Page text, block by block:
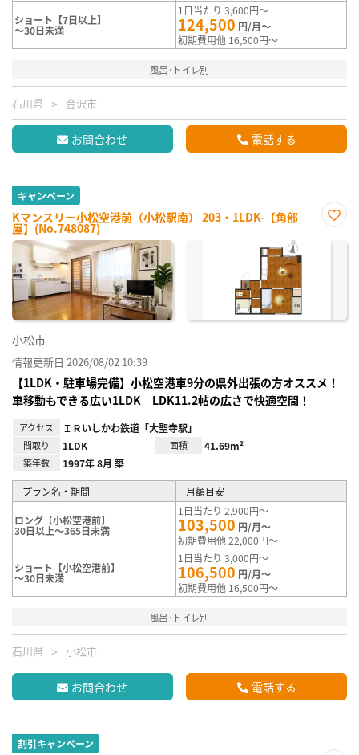
ショート【7日以上】
～30日未満
1日当たり 3,600円～
124,500 円/月～
初期費用他 16,500円～
風呂･トイレ別
石川県 金沢市
お問合わせ 電話する
キャンペーン
Kマンスリー小松空港前（小松駅南） 203・1LDK-【角部
屋】(No.748087)
に入
小松市
情報更新日 2026/08/02 10:39
【1LDK・駐車場完備】小松空港車9分の県外出張の方オススメ！
車移動もできる広い1LDK LDK11.2帖の広さで快適空間！
アクセス ＩＲいしかわ鉄道「大聖寺駅」
間取り 1LDK 面積 41.69m²
築年数 1997年 8月 築
プラン名・期間 月額目安
ロング【小松空港前】
30日以上～365日未満
1日当たり 2,900円～
103,500 円/月～
初期費用他 22,000円～
ショート【小松空港前】
～30日未満
1日当たり 3,000円～
106,500 円/月～
初期費用他 16,500円～
風呂･トイレ別
石川県 小松市
お問合わせ 電話する
割引キャンペーン